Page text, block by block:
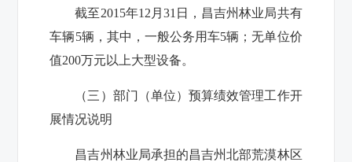
截至2015年12 月 31 日，昌吉州林业局共有
车辆5辆，其中，一般公务用车5辆；无单位价
值200万元以上大型设备。
（三）部门（单位）预算绩效管理工作开
展情况说明
昌吉州林业局承担的昌吉州北部荒漠林区